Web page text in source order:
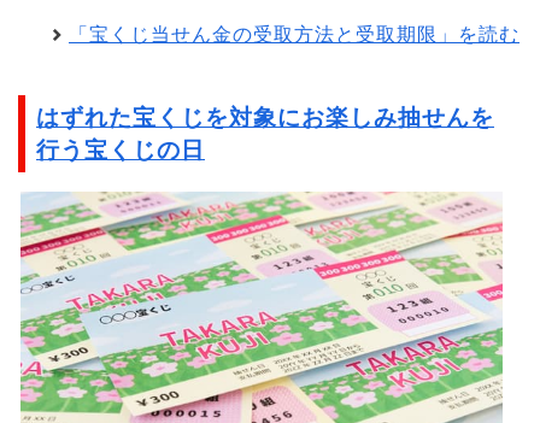
「宝くじ当せん金の受取方法と受取期限」を読む
はずれた宝くじを対象にお楽しみ抽せんを
行う宝くじの日